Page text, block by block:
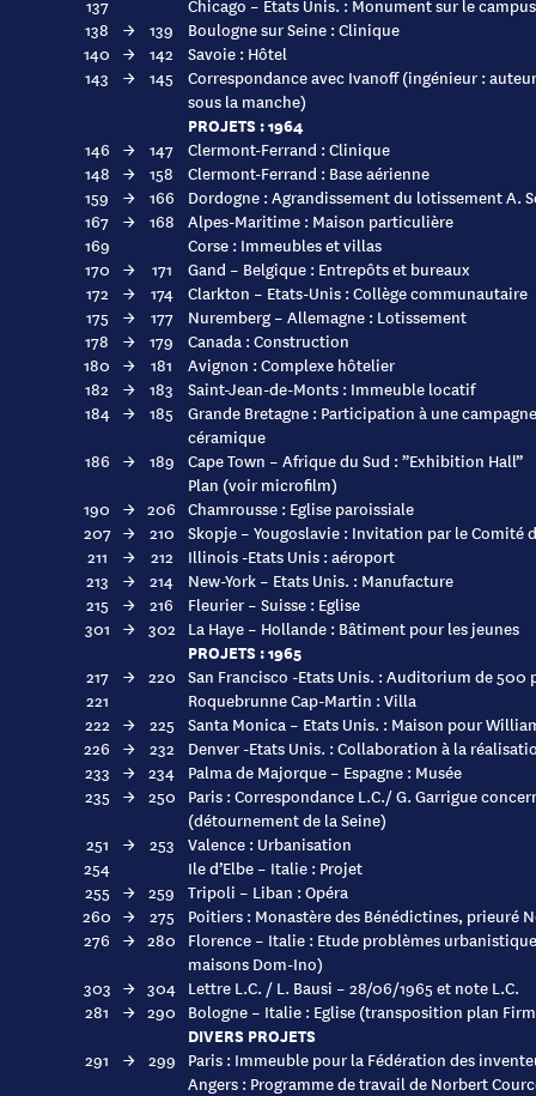
137
Chicago – Etats Unis. : Monument sur le
138
→ 139
Boulogne sur Seine : Clinique
140 → 142 Savoie : Hôtel
143
→ 145
Correspondance avec Ivanoff (ingénieur :
sous la manche)
PROJETS : 1964
146 → 147 Clermont-Ferrand : Clinique
148 → 158
Clermont-Ferrand : Base aérienne
159
→ 166
Dordogne : Agrandissement du lotissement A.
167 → 168 Alpes-Maritime : Maison particulière
169
Corse : Immeubles et villas
170 → 171
Gand – Belgique : Entrepôts et bureaux
172
→ 174
Clarkton – Etats-Unis : Collège communautaire
175
→ 177
Nuremberg – Allemagne : Lotissement
178
→ 179
Canada : Construction
180 → 181
Avignon : Complexe hôtelier
182 → 183
Saint-Jean-de-Monts : Immeuble locatif
184 → 185
Grande Bretagne : Participation à une
céramique
186 → 189 Cape Town – Afrique du Sud : ”Exhibition Hall”
Plan (voir microfilm)
190 → 206 Chamrousse : Eglise paroissiale
207 → 210 Skopje – Yougoslavie : Invitation par le Comité
211
→ 212
Illinois -Etats Unis : aéroport
213
→ 214
New-York – Etats Unis. : Manufacture
215
→ 216
Fleurier – Suisse : Eglise
301 → 302 La Haye – Hollande : Bâtiment pour les jeunes
PROJETS : 1965
217 → 220 San Francisco -Etats Unis. : Auditorium de 500
221
Roquebrunne Cap-Martin : Villa
222 → 225 Santa Monica – Etats Unis. : Maison pour
226 → 232
Denver -Etats Unis. : Collaboration à la
233 → 234 Palma de Majorque – Espagne : Musée
235 → 250 Paris : Correspondance L.C./ G. Garrigue
(détournement de la Seine)
251
→ 253 Valence : Urbanisation
254
Ile d’Elbe – Italie : Projet
255 → 259 Tripoli – Liban : Opéra
260 → 275
Poitiers : Monastère des Bénédictines, prieuré
276 → 280 Florence – Italie : Etude problèmes
maisons Dom-Ino)
303 → 304 Lettre L.C. / L. Bausi – 28/06/1965 et note L.C.
281
→ 290 Bologne – Italie : Eglise (transposition plan
DIVERS PROJETS
291 → 299 Paris : Immeuble pour la Fédération des
Angers : Programme de travail de Norbert